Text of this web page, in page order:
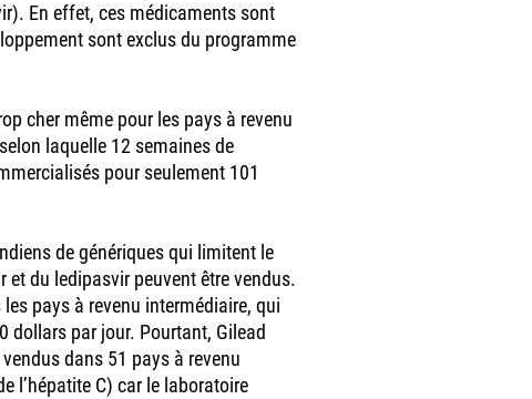
En effet, ces médicaments sont
sont exclus du programme
cher même pour les pays à revenu
laquelle 12 semaines de
pour seulement 101
de génériques qui limitent le
du ledipasvir peuvent être vendus.
pays à revenu intermédiaire, qui
dollars par jour. Pourtant, Gilead
dans 51 pays à revenu
l’hépatite C) car le laboratoire